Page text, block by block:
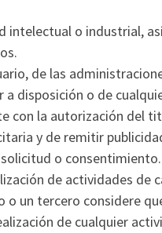
intelectual o industrial,
de las
a disposición o de
con la autorización del
y de remitir
o consentimiento.
de actividades de
o un tercero considere
de cualquier